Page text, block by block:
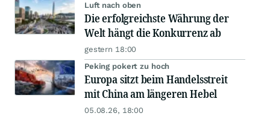
Luft nach oben
Die erfolgreichste Währung der
Welt hängt die Konkurrenz ab
gestern 18:00
Peking pokert zu hoch
Europa sitzt beim Handelsstreit
mit China am längeren Hebel
05.08.26, 18:00